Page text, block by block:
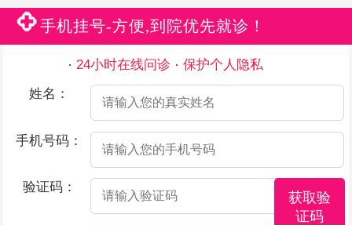
手机挂号-方便,到院优先就诊！
24小时在线问诊
保护个人隐私
姓名：
手机号码：
验证码：
获取验
证码